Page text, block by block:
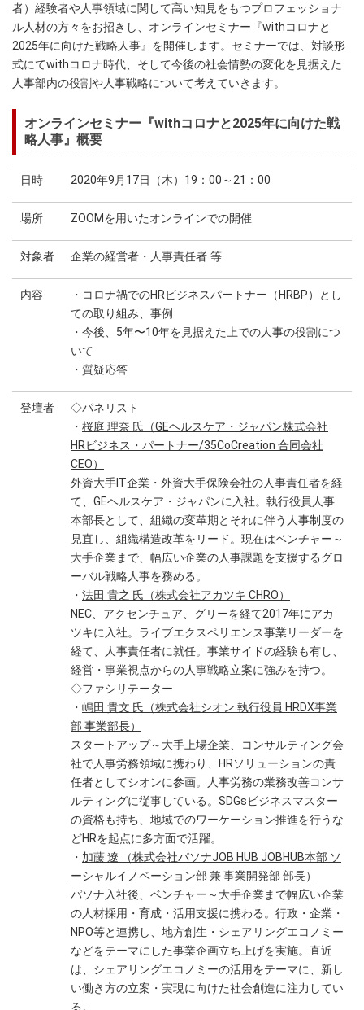
者）経験者や人事領域に関して高い知見をもつプロフェッショナ
ル人材の方々をお招きし、オンラインセミナー『withコロナと
2025年に向けた戦略人事』を開催します。セミナーでは、対談形
式にてwithコロナ時代、そして今後の社会情勢の変化を見据えた
人事部内の役割や人事戦略について考えていきます。
オンラインセミナー『withコロナと2025年に向けた戦
略人事』概要
日時 2020年9月17日（木）19：00～21：00
場所 ZOOMを用いたオンラインでの開催
対象者 企業の経営者・人事責任者 等
内容
・コロナ禍でのHRビジネスパートナー（HRBP）とし
ての取り組み、事例
・今後、5年〜10年を見据えた上での人事の役割につ
いて
・質疑応答
登壇者
◇パネリスト
・ 桜庭 理奈 氏（GEヘルスケア・ジャパン株式会社
HRビジネス・パートナー/35CoCreation 合同会社
CEO）
外資大手IT企業・外資大手保険会社の人事責任者を経
て、GEヘルスケア・ジャパンに入社。執行役員人事
本部長として、組織の変革期とそれに伴う人事制度の
見直し、組織構造改革をリード。現在はベンチャー～
大手企業まで、幅広い企業の人事課題を支援するグロ
ーバル戦略人事を務める。
・ 法田 貴之 氏（株式会社アカツキ CHRO）
NEC、アクセンチュア、グリーを経て2017年にアカ
ツキに入社。ライブエクスペリエンス事業リーダーを
経て、人事責任者に就任。事業サイドの経験も有し、
経営・事業視点からの人事戦略立案に強みを持つ。
◇ファシリテーター
・ 嶋田 貴文 氏（株式会社シオン 執行役員 HRDX事業
部 事業部長）
スタートアップ～大手上場企業、コンサルティング会
社で人事労務領域に携わり、HRソリューションの責
任者としてシオンに参画。人事労務の業務改善コンサ
ルティングに従事している。SDGsビジネスマスター
の資格も持ち、地域でのワーケーション推進を行うな
どHRを起点に多方面で活躍。
・ 加藤 遼 （株式会社パソナJOB HUB JOBHUB本部 ソ
ーシャルイノベーション部 兼 事業開発部 部長）
パソナ入社後、ベンチャー～大手企業まで幅広い企業
の人材採用・育成・活用支援に携わる。行政・企業・
NPO等と連携し、地方創生・シェアリングエコノミー
などをテーマにした事業企画立ち上げを実施。直近
は、シェアリングエコノミーの活用をテーマに、新し
い働き方の立案・実現に向けた社会創造に注力してい
る。